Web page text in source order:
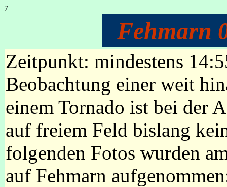
7
Fehmarn
Zeitpunkt: mindestens
Beobachtung einer weit
einem Tornado ist bei der
auf freiem Feld bislang
folgenden Fotos wurden
auf Fehmarn